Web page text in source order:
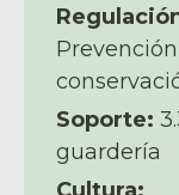
Soporte:
guardería
Cultura: